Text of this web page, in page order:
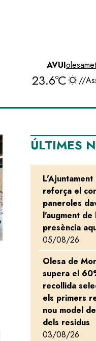
AVUI
23.6ºC //
ÚLTIMES
reforça el
paneroles
l'augment de
presència
05/08/26
Olesa de
supera el
recollida
els primers
nou model
dels residus
03/08/26